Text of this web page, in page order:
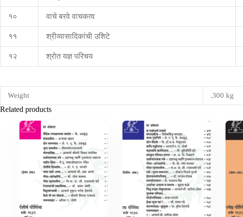
१० वाचे बरवे वाचकत्व
११ श्रीव्यासादिकांची उशिटे
१२ श्रोत यज्ञ परिचय
Weight .300 kg
Related products